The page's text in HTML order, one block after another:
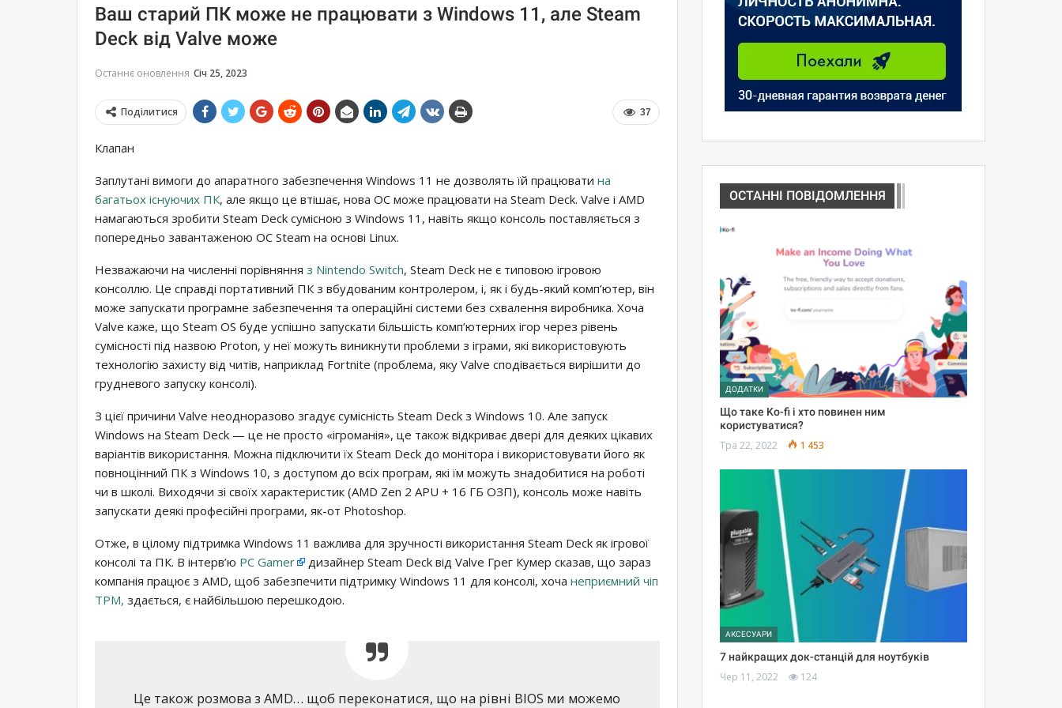
Ваш старий ПК може не працювати з Windows 11, але Steam
Deck від Valve може
Останнє оновлення Січ 25, 2023
37
Поділитися
Клапан
Заплутані вимоги до апаратного забезпечення Windows 11 не дозволять їй працювати на
багатьох існуючих ПК, але якщо це втішає, нова ОС може працювати на Steam Deck. Valve і AMD
намагаються зробити Steam Deck сумісною з Windows 11, навіть якщо консоль поставляється з
попередньо завантаженою ОС Steam на основі Linux.
Незважаючи на численні порівняння з Nintendo Switch, Steam Deck не є типовою ігровою
консоллю. Це справді портативний ПК з вбудованим контролером, і, як і будь-який комп’ютер, він
може запускати програмне забезпечення та операційні системи без схвалення виробника. Хоча
Valve каже, що Steam OS буде успішно запускати більшість комп’ютерних ігор через рівень
сумісності під назвою Proton, у неї можуть виникнути проблеми з іграми, які використовують
технологію захисту від читів, наприклад Fortnite (проблема, яку Valve сподівається вирішити до
грудневого запуску консолі).
З цієї причини Valve неодноразово згадує сумісність Steam Deck з Windows 10. Але запуск
Windows на Steam Deck — це не просто «ігроманія», це також відкриває двері для деяких цікавих
варіантів використання. Можна підключити їх Steam Deck до монітора і використовувати його як
повноцінний ПК з Windows 10, з доступом до всіх програм, які їм можуть знадобитися на роботі
чи в школі. Виходячи зі своїх характеристик (AMD Zen 2 APU + 16 ГБ ОЗП), консоль може навіть
запускати деякі професійні програми, як-от Photoshop.
Отже, в цілому підтримка Windows 11 важлива для зручності використання Steam Deck як ігрової
консолі та ПК. В інтерв’ю PC Gamer
дизайнер Steam Deck від Valve Грег Кумер сказав, що зараз
компанія працює з AMD, щоб забезпечити підтримку Windows 11 для консолі, хоча неприємний чіп
TPM, здається, є найбільшою перешкодою.
Це також розмова з AMD… щоб переконатися, що на рівні BIOS ми можемо
ОСТАННІ ПОВІДОМЛЕННЯ
ДОДАТКИ
Що таке Ko-fi і хто повинен ним
користуватися?
Тра 22, 2022 1 453
АКСЕСУАРИ
7 найкращих док-станцій для ноутбуків
Чер 11, 2022 124